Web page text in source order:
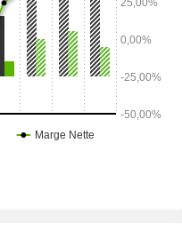
NSR de Pitarrilla.